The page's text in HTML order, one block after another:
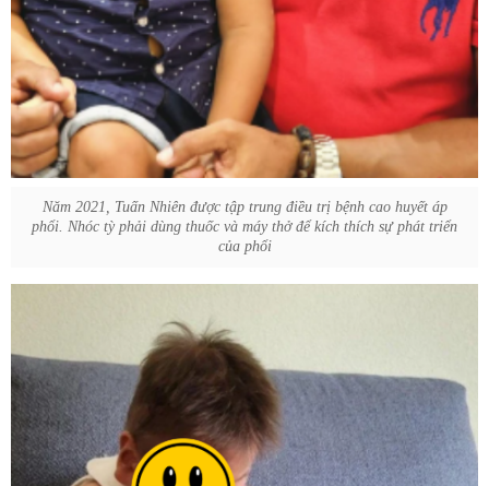
Năm 2021, Tuấn Nhiên được tập trung điều trị bệnh cao huyết áp
phổi. Nhóc tỳ phải dùng thuốc và máy thở để kích thích sự phát triển
của phổi